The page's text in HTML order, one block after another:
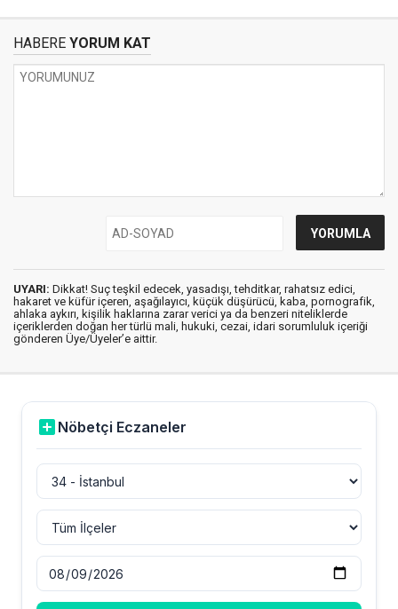
HABERE YORUM KAT
UYARI: Dikkat! Suç teşkil edecek, yasadışı, tehditkar, rahatsız edici,
hakaret ve küfür içeren, aşağılayıcı, küçük düşürücü, kaba, pornografik,
ahlaka aykırı, kişilik haklarına zarar verici ya da benzeri niteliklerde
içeriklerden doğan her türlü mali, hukuki, cezai, idari sorumluluk içeriği
gönderen Üye/Üyeler’e aittir.